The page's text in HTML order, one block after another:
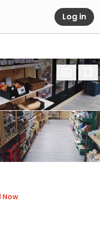
Log in
Now